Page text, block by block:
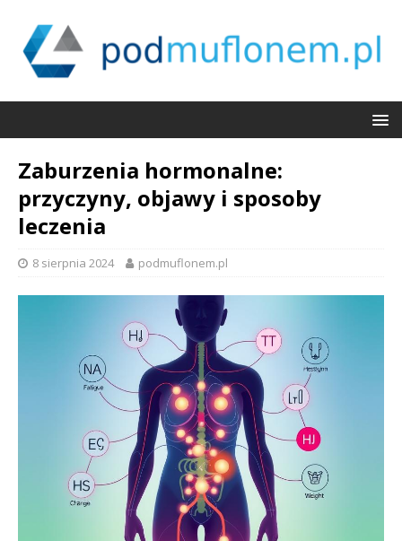
Zaburzenia hormonalne:
przyczyny, objawy i sposoby
leczenia
8 sierpnia 2024 podmuflonem.pl